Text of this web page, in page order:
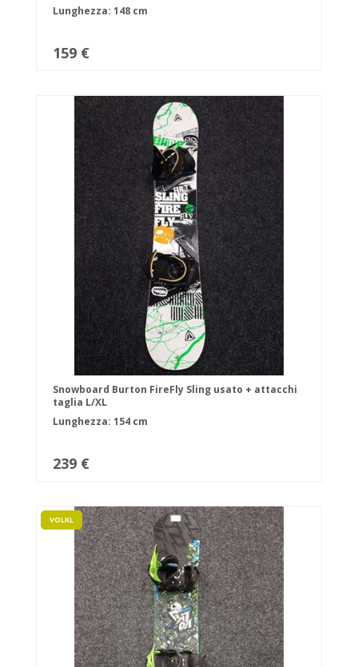
Lunghezza: 148 cm
159 €
Snowboard Burton FireFly Sling usato + attacchi
taglia L/XL
Lunghezza: 154 cm
239 €
VOLKL